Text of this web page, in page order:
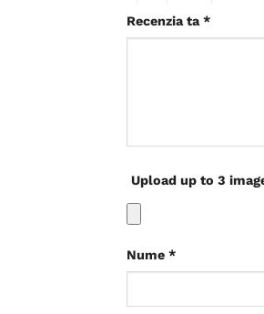
Recenzia ta *
Upload up to 3
Nume *